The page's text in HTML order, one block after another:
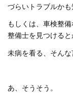
づらいトラブルかも
もしくは、車検整
整備士を見つける
未病を看る、そんな
あ、そうそう。